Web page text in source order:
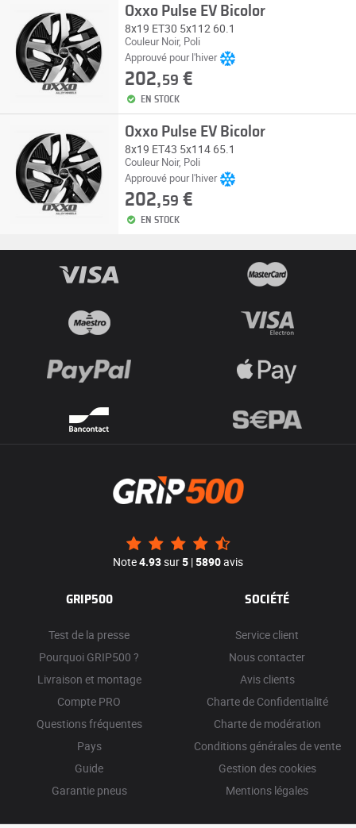
Oxxo Pulse EV Bicolor
8x19 ET30 5x112 60.1
Couleur Noir, Poli
Approuvé pour l'hiver
202,59 €
EN STOCK
Oxxo Pulse EV Bicolor
8x19 ET43 5x114 65.1
Couleur Noir, Poli
Approuvé pour l'hiver
202,59 €
EN STOCK
Note4.93sur5 |5890avis
GRIP500
Test de la presse
Pourquoi GRIP500 ?
Livraison et montage
Compte PRO
Questions fréquentes
Pays
Guide
Garantie pneus
SOCIÉTÉ
Service client
Nous contacter
Avis clients
Charte de Confidentialité
Charte de modération
Conditions générales de vente
Gestion des cookies
Mentions légales